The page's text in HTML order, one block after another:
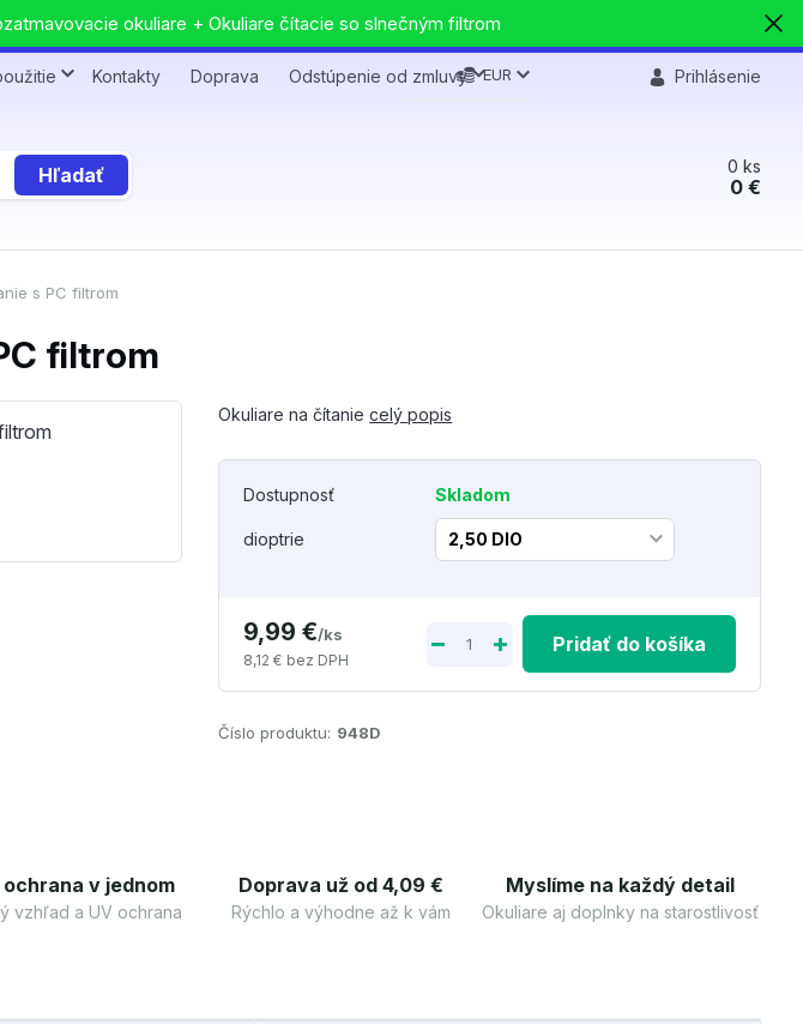
okuliare + Okuliare čítacie so slnečným filtrom
Kontakty Doprava Odstúpenie od zmluvy EUR Prihlásenie
Hľadať 0 ks
0 €
s PC filtrom
filtrom
Okuliare na čítaniecelý popis
Dostupnosť Skladom
dioptrie
9,99 €/ks
8,12 € bez DPH
Pridať do košíka
Číslo produktu: 948D
v jednom
vzhľad a UV ochrana
Doprava už od 4,09 €
Rýchlo a výhodne až k vám
Myslíme na každý detail
Okuliare aj doplnky na starostlivosť